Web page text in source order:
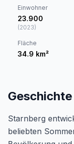
Einwohner
23.900
(2023)
Fläche
34.9 km²
Starnberg
beliebten